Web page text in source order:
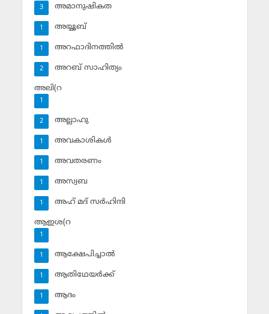
അമാനുഷികത
3
അയ്യൂബ്‌
1
അറഫാദിനത്തില്‍
1
അറബ് സാഹിത്യം
2
അലി(റ
1
അല്ലാഹു
2
അവകാശികള്‍
1
അവതരണം
1
അസ്വബ
1
അഹ് മദ് സര്‍ഹിന്ദി
1
ആഇശ(റ
1
ആക്ഷേപിച്ചാല്‍
1
ആതിഥേയര്‍ക്ക്
1
ആദം
1